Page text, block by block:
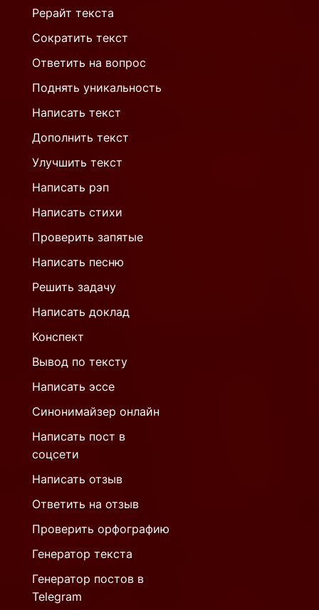
Рерайт текста
Сократить текст
Ответить на вопрос
Поднять уникальность
Написать текст
Дополнить текст
Улучшить текст
Написать рэп
Написать стихи
Проверить запятые
Написать песню
Решить задачу
Написать доклад
Конспект
Вывод по тексту
Написать эссе
Синонимайзер онлайн
Написать пост в
соцсети
Написать отзыв
Ответить на отзыв
Проверить орфографию
Генератор текста
Генератор постов в
Telegram